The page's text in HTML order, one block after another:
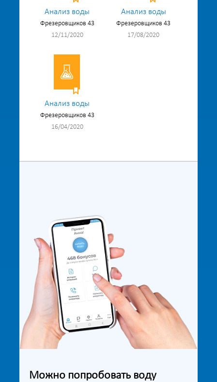
Анализ воды
Фрезеровщиков 43
12/11/2020
Анализ воды
Фрезеровщиков 43
17/08/2020
Анализ воды
Фрезеровщиков 43
16/04/2020
Можно попробовать воду